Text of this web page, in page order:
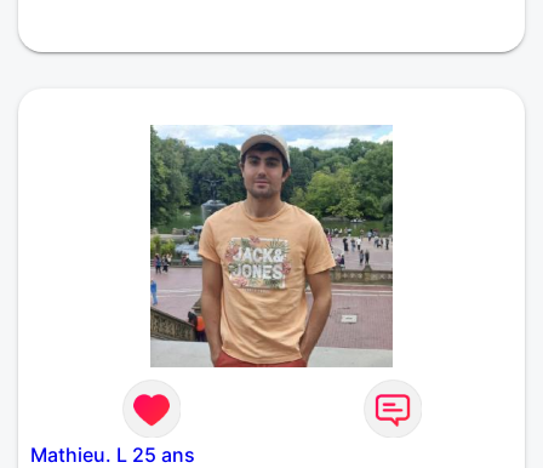
Mathieu. L 25 ans